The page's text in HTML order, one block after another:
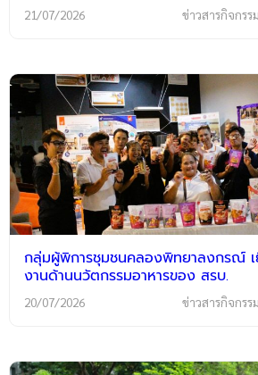
21/07/2026 ข่าวสารกิจกรรม
กลุ่มผู้พิการชุมชนคลองพิทยาลงกรณ์ เ
งานด้านนวัตกรรมอาหารของ สรบ.
20/07/2026 ข่าวสารกิจกรรม